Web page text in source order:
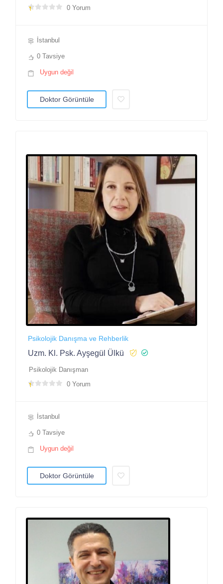
0 Yorum
İstanbul
0 Tavsiye
Uygun değil
Doktor Görüntüle
Psikolojik Danışma ve Rehberlik
Uzm. Kl. Psk. Ayşegül Ülkü
Psikolojik Danışman
0 Yorum
İstanbul
0 Tavsiye
Uygun değil
Doktor Görüntüle